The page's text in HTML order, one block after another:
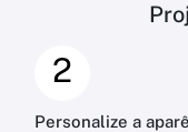
2
Personalize a